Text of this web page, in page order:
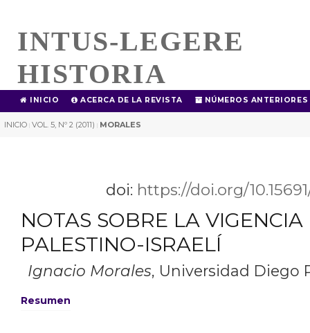
INTUS-LEGERE
HISTORIA
INICIO ACERCA DE LA REVISTA NÚMEROS ANTERIORES
INICIO | VOL. 5, Nº 2 (2011) | MORALES
doi: https://doi.org/
NOTAS SOBRE LA
PALESTINO-ISRAELÍ
Ignacio Morales, Universidad Diego
Resumen